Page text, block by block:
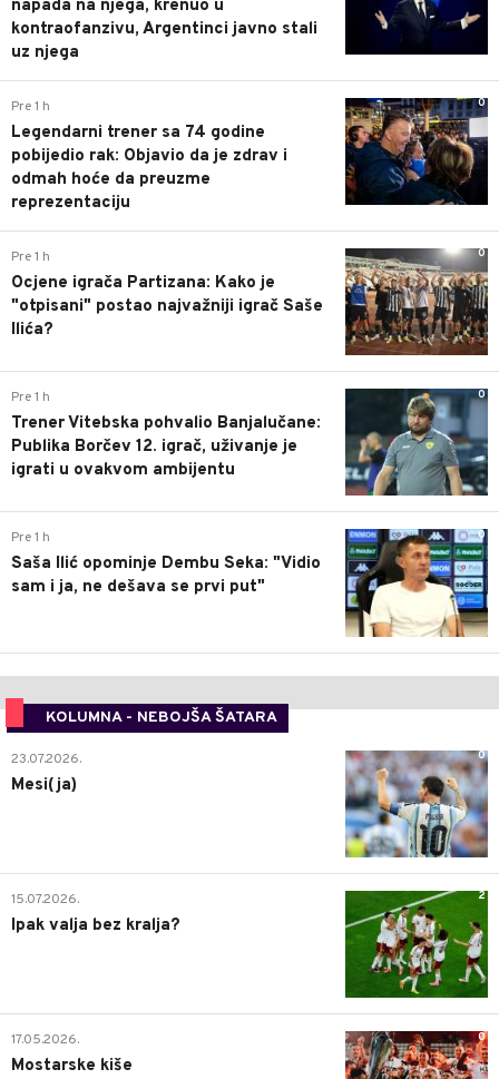
napada na njega, krenuo u
kontraofanzivu, Argentinci javno stali
uz njega
0
Pre 1 h
Legendarni trener sa 74 godine
pobijedio rak: Objavio da je zdrav i
odmah hoće da preuzme
reprezentaciju
0
Pre 1 h
Ocjene igrača Partizana: Kako je
"otpisani" postao najvažniji igrač Saše
Ilića?
0
Pre 1 h
Trener Vitebska pohvalio Banjalučane:
Publika Borčev 12. igrač, uživanje je
igrati u ovakvom ambijentu
0
Pre 1 h
Saša Ilić opominje Dembu Seka: "Vidio
sam i ja, ne dešava se prvi put"
KOLUMNA - NEBOJŠA ŠATARA
0
23.07.2026.
Mesi(ja)
2
15.07.2026.
Ipak valja bez kralja?
0
17.05.2026.
Mostarske kiše